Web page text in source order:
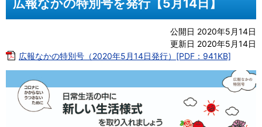
広報なかの特別号を発行【5月14日】
公開日 2020年5月14日
更新日 2020年5月14日
広報なかの特別号（2020年5月14日発行）[PDF：941KB]